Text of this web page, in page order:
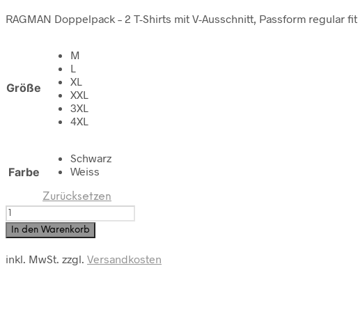
RAGMAN Doppelpack – 2 T-Shirts mit V-Ausschnitt, Passform regular fit
Größe
M
L
XL
XXL
3XL
4XL
Farbe
Schwarz
Weiss
Zurücksetzen
RAGMAN
Doppelpack
-
T-
In den Warenkorb
inkl. MwSt. zzgl. Versandkosten